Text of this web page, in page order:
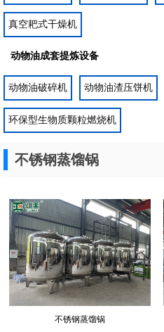
真空耙式干燥机
动物油成套提炼设备
动物油破碎机 动物油渣压饼机
环保型生物质颗粒燃烧机
不锈钢蒸馏锅
不锈钢蒸馏锅